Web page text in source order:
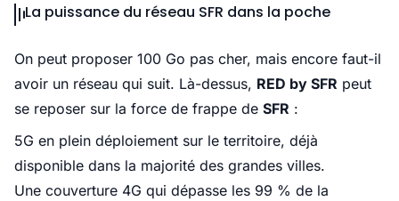
La puissance du réseau SFR dans la poche
On peut proposer 100 Go pas cher, mais encore faut-il
avoir un réseau qui suit. Là-dessus, RED by SFR peut
se reposer sur la force de frappe de SFR :
5G en plein déploiement sur le territoire, déjà
disponible dans la majorité des grandes villes.
Une couverture 4G qui dépasse les 99 % de la